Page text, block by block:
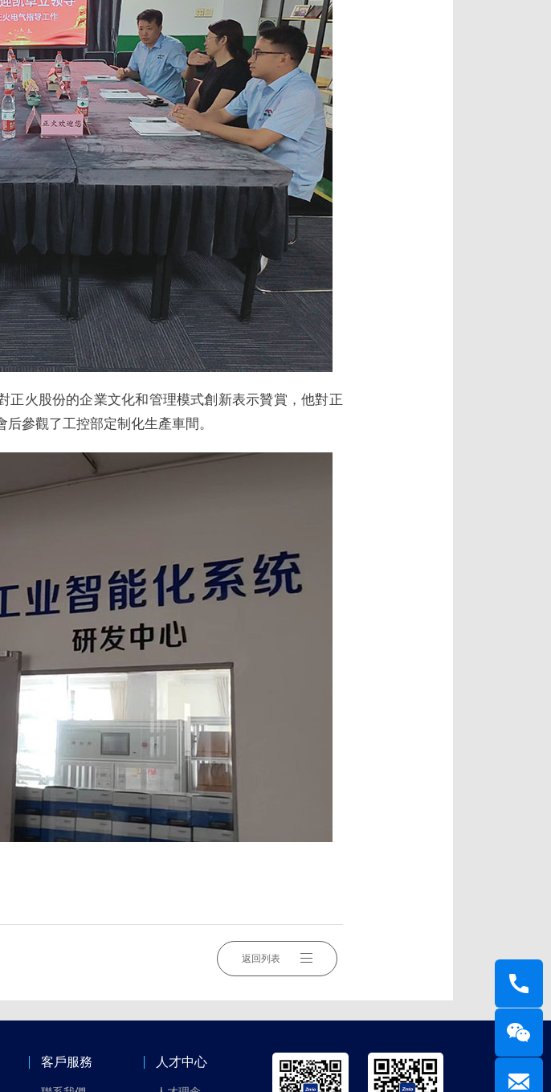
正火股份的企業文化和管理模式創新表示贊賞，他對正
參觀了工控部定制化生產車間。
返回列表
客戶服務 人才中心